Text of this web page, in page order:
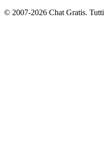
© 2007-2026 Chat Gratis.